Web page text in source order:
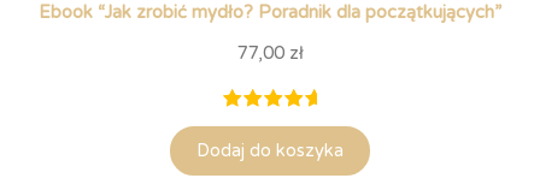
Ebook “Jak zrobić mydło? Poradnik dla początkujących”
77,00 zł
Oceniony
5.00na
5 na
10
Dodaj do koszyka